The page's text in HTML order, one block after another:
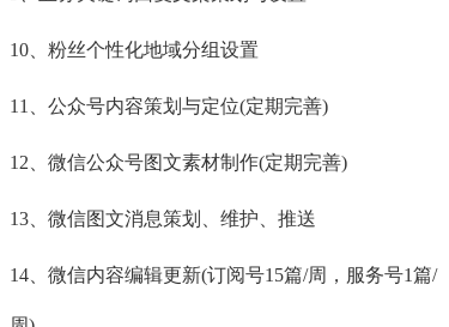
10、粉丝个性化地域分组设置
11、公众号内容策划与定位(定期完善)
12、微信公众号图文素材制作(定期完善)
13、微信图文消息策划、维护、推送
14、微信内容编辑更新(订阅号15篇/周，服务号1篇/